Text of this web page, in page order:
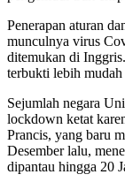
Penerapan aturan
munculnya virus
ditemukan di
terbukti lebih mudah
Sejumlah negara
lockdown ketat
Prancis, yang baru
Desember lalu,
dipantau hingga 20